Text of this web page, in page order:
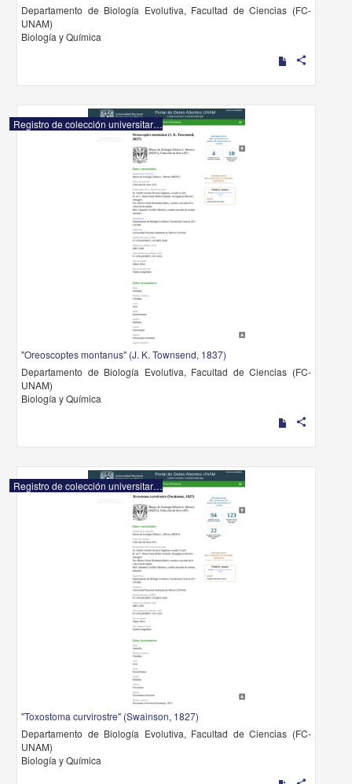
Departamento de Biología Evolutiva, Facultad de Ciencias (FC-
UNAM)
Biología y Química
share
Registro de colección universitaria
"Oreoscoptes montanus" (J. K. Townsend, 1837)
Departamento de Biología Evolutiva, Facultad de Ciencias (FC-
UNAM)
Biología y Química
share
Registro de colección universitaria
"Toxostoma curvirostre" (Swainson, 1827)
Departamento de Biología Evolutiva, Facultad de Ciencias (FC-
UNAM)
Biología y Química